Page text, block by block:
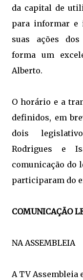
da capital de
para informar e
suas ações
forma um
Alberto.
O horário e a
definidos, em
dois
Rodrigues e
comunicação do
participaram do
COMUNICAÇÃO
NA ASSEMBLEIA
A TV Assembleia